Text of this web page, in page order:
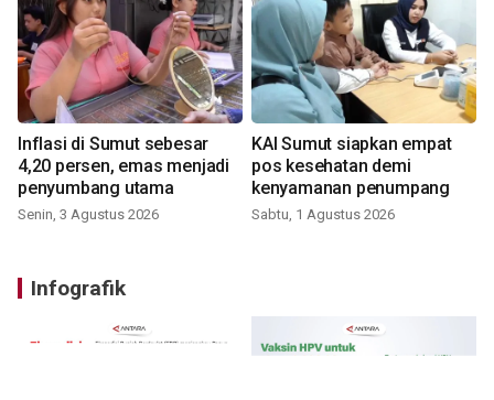
Inflasi di Sumut sebesar
4,20 persen, emas menjadi
penyumbang utama
Senin, 3 Agustus 2026
KAI Sumut siapkan empat
pos kesehatan demi
kenyamanan penumpang
Sabtu, 1 Agustus 2026
Infografik